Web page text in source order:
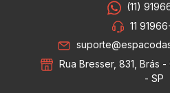
(11)
11
Rua Bresser, 831, Brás
- SP